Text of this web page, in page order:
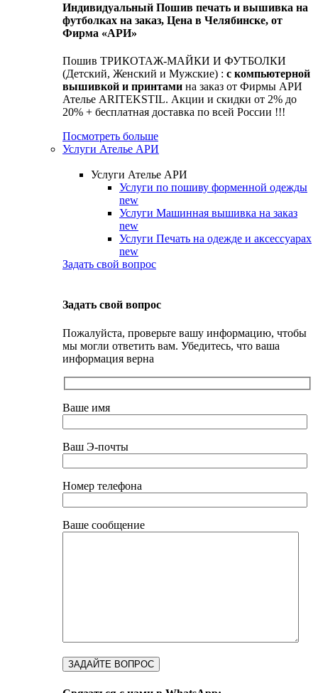
Индивидуальный Пошив печать и вышивка на
футболках на заказ, Цена в Челябинске, от
Фирма «АРИ»
Пошив ТРИКОТАЖ-МАЙКИ И ФУТБОЛКИ
(Детский, Женский и Мужские) : с компьютерной
вышивкой и принтами на заказ от Фирмы АРИ
Ателье ARITEKSTIL. Акции и скидки от 2% до
20% + бесплатная доставка по всей России !!!
Посмотреть больше
Услуги Ателье АРИ
Услуги Ателье АРИ
Услуги по пошиву форменной одежды
new
Услуги Машинная вышивка на заказ
new
Услуги Печать на одежде и аксессуарах
new
Задать свой вопрос
Задать свой вопрос
Пожалуйста, проверьте вашу информацию, чтобы
мы могли ответить вам. Убедитесь, что ваша
информация верна
Ваше имя
Ваш Э-почты
Номер телефона
Ваше сообщение